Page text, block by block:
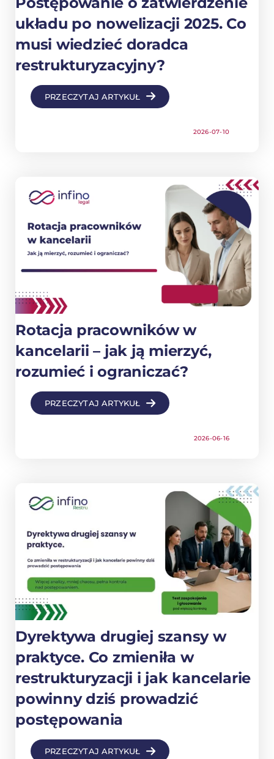
układu po nowelizacji 2025. Co
musi wiedzieć doradca
restrukturyzacyjny?
PRZECZYTAJ ARTYKUŁ
2026-07-10
Rotacja pracowników w
kancelarii – jak ją mierzyć,
rozumieć i ograniczać?
PRZECZYTAJ ARTYKUŁ
2026-06-16
Dyrektywa drugiej szansy w
praktyce. Co zmieniła w
restrukturyzacji i jak kancelarie
powinny dziś prowadzić
postępowania
PRZECZYTAJ ARTYKUŁ